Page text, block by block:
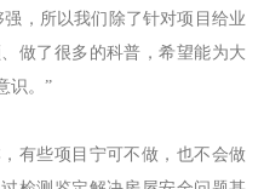
，所以我们除了针对项目给业
做了很多的科普，希望能为大
识。”
有些项目宁可不做，也不会做